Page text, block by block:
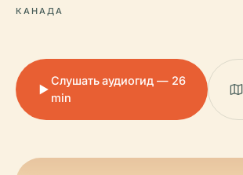
КАНАДА
Слушать аудиогид — 26
min